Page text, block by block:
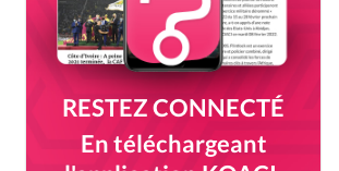
RESTEZ CONNECTÉ
En téléchargeant